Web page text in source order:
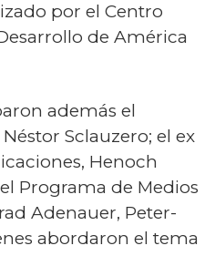
por el Centro
de América
además el
Sclauzero; el ex
Henoch
Programa de Medios
Adenauer, Peter-
abordaron el tema